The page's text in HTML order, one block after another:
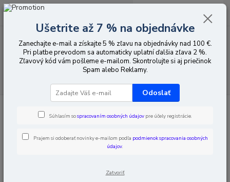
Menu
0,00 EUR
Ušetrite až 7 % na objednávke
Zanechajte e-mail a získajte 5 % zľavu na objednávky nad 100 €.
Pri platbe prevodom sa automaticky uplatní ďalšia zľava 2 %.
Zľavový kód vám pošleme e-mailom. Skontrolujte si aj priečinok
Spam alebo Reklamy.
Odoslať
Súhlasím sospracovaním osobných údajov pre účely registrácie.
Prajem si odoberať novinky e-mailom podľa podmienok spracovania osobných
údajov.
Zatvoriť